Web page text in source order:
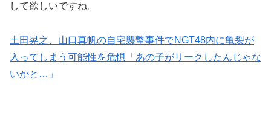
して欲しいですね。
土田晃之、山口真帆の自宅襲撃事件でNGT48内に亀裂が
入ってしまう可能性を危惧「あの子がリークしたんじゃな
いかと…」